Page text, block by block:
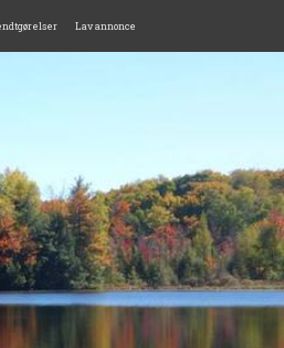
Lav annonce